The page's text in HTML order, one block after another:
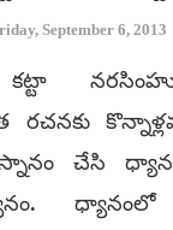
September 6, 2013
చేసి ధ్యానం
ధ్యానంలో